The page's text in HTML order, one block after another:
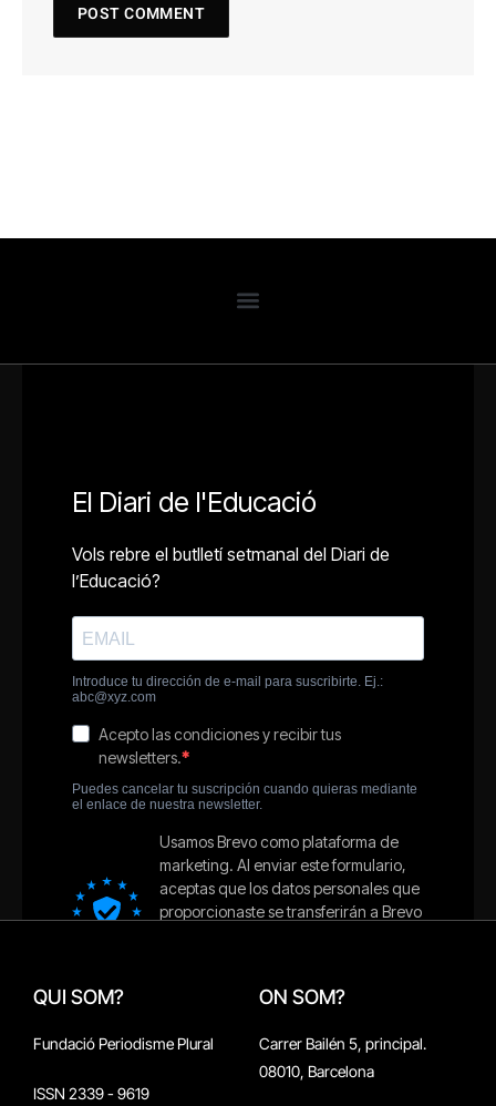
QUI SOM?
Fundació Periodisme Plural
ISSN 2339 - 9619
ON SOM?
Carrer Bailén 5, principal.
08010, Barcelona